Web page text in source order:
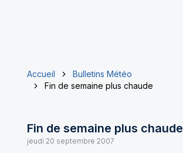
Accueil
Bulletins Météo
Fin de semaine plus chaude
Fin de semaine plus chaude
jeudi 20 septembre 2007